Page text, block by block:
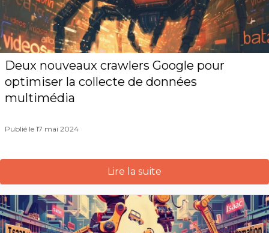
Deux nouveaux crawlers Google pour
optimiser la collecte de données
multimédia
Publié le 17 mai 2024
Lire la suite